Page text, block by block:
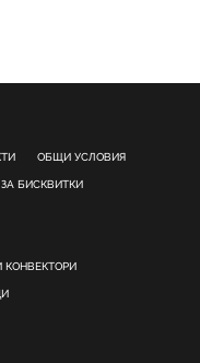
ОБЩИ УСЛОВИЯ
БИСКВИТКИ
КОНВЕКТОРИ